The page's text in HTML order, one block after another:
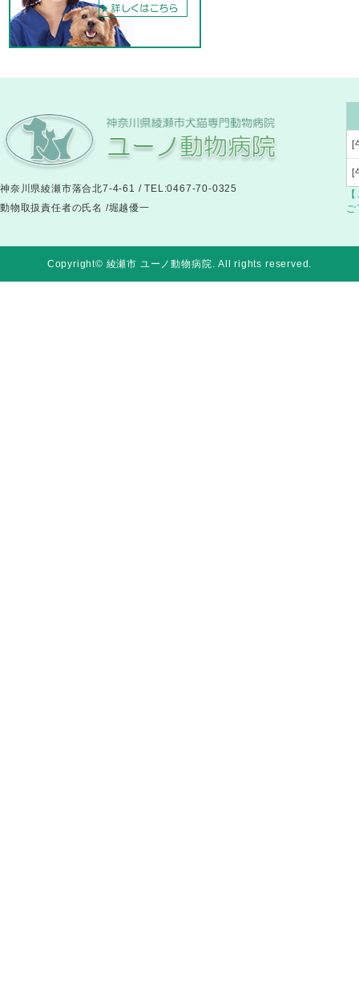
神奈川県綾瀬市落合北7-4-61 / TEL:0467-70-0325
動物取扱責任者の氏名 /堀越優一
[
[
ご
Copyright© 綾瀬市 ユーノ動物病院. All rights reserved.